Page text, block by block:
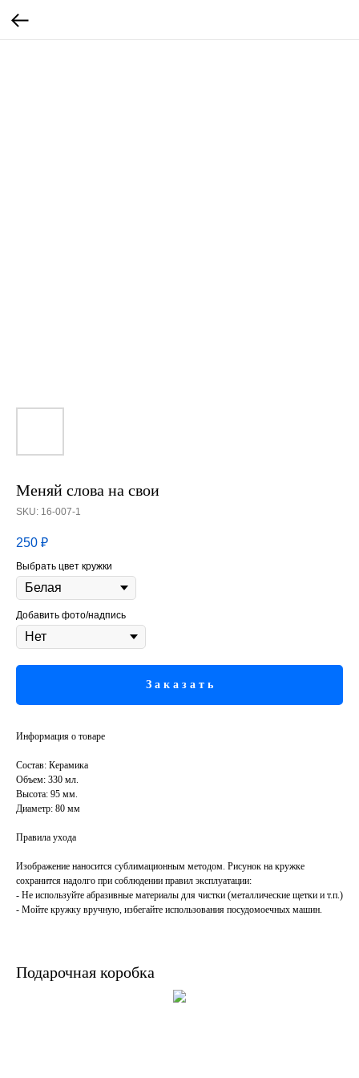
Меняй слова на свои
SKU: 16-007-1
250 ₽
Выбрать цвет кружки
Добавить фото/надпись
З а к а з а т ь
Информация о товаре
Состав: Керамика
Объем: 330 мл.
Высота: 95 мм.
Диаметр: 80 мм
Правила ухода
Изображение наносится сублимационным методом. Рисунок на кружке
сохранится надолго при соблюдении правил эксплуатации:
- Не используйте абразивные материалы для чистки (металлические щетки и т.п.)
- Мойте кружку вручную, избегайте использования посудомоечных машин.
Подарочная коробка